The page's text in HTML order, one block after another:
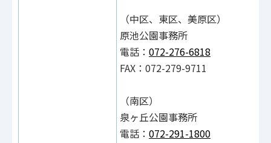
（中区、東区、美原区）
原池公園事務所
電話： 072-276-6818
FAX：072-279-9711
（南区）
泉ヶ丘公園事務所
電話： 072-291-1800